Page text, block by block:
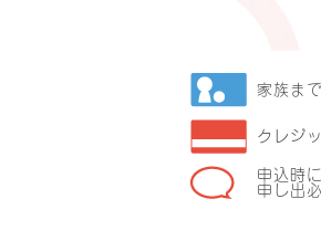
家族ま
クレジ
申込時
申し出